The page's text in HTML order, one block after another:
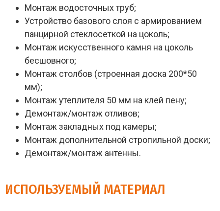
Монтаж водосточных труб;
Устройство базового слоя с армированием
панцирной стеклосеткой на цоколь;
Монтаж искусственного камня на цоколь
бесшовного;
Монтаж столбов (строенная доска 200*50
мм);
Монтаж утеплителя 50 мм на клей пену;
Демонтаж/монтаж отливов;
Монтаж закладных под камеры;
Монтаж дополнительной стропильной доски;
Демонтаж/монтаж антенны.
ИСПОЛЬЗУЕМЫЙ МАТЕРИАЛ